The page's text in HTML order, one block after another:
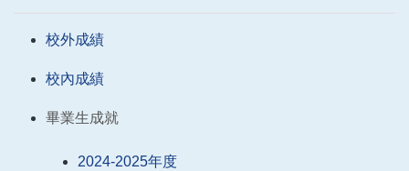
校外成績
校內成績
畢業生成就
2024-2025年度